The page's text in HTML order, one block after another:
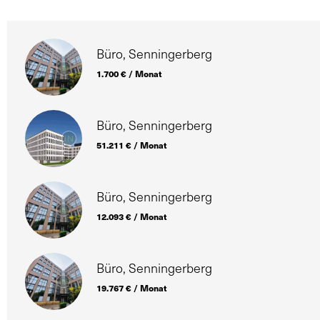
Büro, Senningerberg
1.700 € / Monat
Büro, Senningerberg
51.211 € / Monat
Büro, Senningerberg
12.093 € / Monat
Büro, Senningerberg
19.767 € / Monat